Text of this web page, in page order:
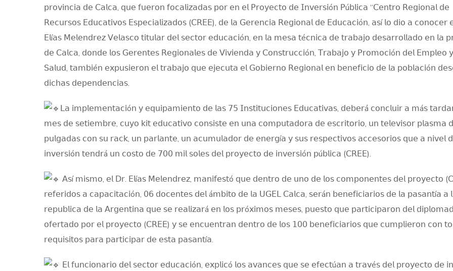
𝗉𝗋𝗈𝗏𝗂𝗇𝖼𝗂𝖺 𝖽𝖾 𝖢𝖺𝗅𝖼𝖺, 𝗊𝗎𝖾 𝖿𝗎𝖾𝗋𝗈𝗇 𝖿𝗈𝖼𝖺𝗅𝗂𝗓𝖺𝖽𝖺𝗌 𝗉𝗈𝗋 𝖾𝗇 𝖾𝗅 𝖯𝗋𝗈𝗒𝖾𝖼𝗍𝗈 𝖽𝖾 𝖨𝗇𝗏𝖾𝗋𝗌𝗂ó𝗇 𝖯ú𝖻𝗅𝗂𝖼𝖺 “𝖢𝖾𝗇𝗍𝗋𝗈 𝖱𝖾𝗀𝗂𝗈𝗇𝖺𝗅 𝖽𝖾
𝖱𝖾𝖼𝗎𝗋𝗌𝗈𝗌 𝖤𝖽𝗎𝖼𝖺𝗍𝗂𝗏𝗈𝗌 𝖤𝗌𝗉𝖾𝖼𝗂𝖺𝗅𝗂𝗓𝖺𝖽𝗈𝗌 (𝖢𝖱𝖤𝖤), 𝖽𝖾 𝗅𝖺 𝖦𝖾𝗋𝖾𝗇𝖼𝗂𝖺 𝖱𝖾𝗀𝗂𝗈𝗇𝖺𝗅 𝖽𝖾 𝖤𝖽𝗎𝖼𝖺𝖼𝗂ó𝗇, 𝖺𝗌í 𝗅𝗈 𝖽𝗂𝗈 𝖺 𝖼𝗈𝗇𝗈𝖼𝖾𝗋
𝖤𝗅í𝖺𝗌 𝖬𝖾𝗅𝖾𝗇𝖽𝗋𝖾𝗓 𝖵𝖾𝗅𝖺𝗌𝖼𝗈 𝗍𝗂𝗍𝗎𝗅𝖺𝗋 𝖽𝖾𝗅 𝗌𝖾𝖼𝗍𝗈𝗋 𝖾𝖽𝗎𝖼𝖺𝖼𝗂ó𝗇, 𝖾𝗇 𝗅𝖺 𝗆𝖾𝗌𝖺 𝗍é𝖼𝗇𝗂𝖼𝖺 𝖽𝖾 𝗍𝗋𝖺𝖻𝖺𝗃𝗈 𝖽𝖾𝗌𝖺𝗋𝗋𝗈𝗅𝗅𝖺𝖽𝗈 𝖾𝗇 𝗅𝖺
𝖽𝖾 𝖢𝖺𝗅𝖼𝖺, 𝖽𝗈𝗇𝖽𝖾 𝗅𝗈𝗌 𝖦𝖾𝗋𝖾𝗇𝗍𝖾𝗌 𝖱𝖾𝗀𝗂𝗈𝗇𝖺𝗅𝖾𝗌 𝖽𝖾 𝖵𝗂𝗏𝗂𝖾𝗇𝖽𝖺 𝗒 𝖢𝗈𝗇𝗌𝗍𝗋𝗎𝖼𝖼𝗂ó𝗇, 𝖳𝗋𝖺𝖻𝖺𝗃𝗈 𝗒 𝖯𝗋𝗈𝗆𝗈𝖼𝗂ó𝗇 𝖽𝖾𝗅 𝖤𝗆𝗉𝗅𝖾𝗈
𝖲𝖺𝗅𝗎𝖽, 𝗍𝖺𝗆𝖻𝗂é𝗇 𝖾𝗑𝗉𝗎𝗌𝗂𝖾𝗋𝗈𝗇 𝖾𝗅 𝗍𝗋𝖺𝖻𝖺𝗃𝗈 𝗊𝗎𝖾 𝖾𝗃𝖾𝖼𝗎𝗍𝖺 𝖾𝗅 𝖦𝗈𝖻𝗂𝖾𝗋𝗇𝗈 𝖱𝖾𝗀𝗂𝗈𝗇𝖺𝗅 𝖾𝗇 𝖻𝖾𝗇𝖾𝖿𝗂𝖼𝗂𝗈 𝖽𝖾 𝗅𝖺 𝗉𝗈𝖻𝗅𝖺𝖼𝗂ó𝗇
𝖽𝗂𝖼𝗁𝖺𝗌 𝖽𝖾𝗉𝖾𝗇𝖽𝖾𝗇𝖼𝗂𝖺𝗌.
𝖫𝖺 𝗂𝗆𝗉𝗅𝖾𝗆𝖾𝗇𝗍𝖺𝖼𝗂ó𝗇 𝗒 𝖾𝗊𝗎𝗂𝗉𝖺𝗆𝗂𝖾𝗇𝗍𝗈 𝖽𝖾 𝗅𝖺𝗌 𝟩𝟧 𝖨𝗇𝗌𝗍𝗂𝗍𝗎𝖼𝗂𝗈𝗇𝖾𝗌 𝖤𝖽𝗎𝖼𝖺𝗍𝗂𝗏𝖺𝗌, 𝖽𝖾𝖻𝖾𝗋á 𝖼𝗈𝗇𝖼𝗅𝗎𝗂𝗋 𝖺 𝗆á𝗌
𝗆𝖾𝗌 𝖽𝖾 𝗌𝖾𝗍𝗂𝖾𝗆𝖻𝗋𝖾, 𝖼𝗎𝗒𝗈 𝗄𝗂𝗍 𝖾𝖽𝗎𝖼𝖺𝗍𝗂𝗏𝗈 𝖼𝗈𝗇𝗌𝗂𝗌𝗍𝖾 𝖾𝗇 𝗎𝗇𝖺 𝖼𝗈𝗆𝗉𝗎𝗍𝖺𝖽𝗈𝗋𝖺 𝖽𝖾 𝖾𝗌𝖼𝗋𝗂𝗍𝗈𝗋𝗂𝗈, 𝗎𝗇 𝗍𝖾𝗅𝖾𝗏𝗂𝗌𝗈𝗋 𝗉𝗅𝖺𝗌𝗆𝖺
𝗉𝗎𝗅𝗀𝖺𝖽𝖺𝗌 𝖼𝗈𝗇 𝗌𝗎 𝗋𝖺𝖼𝗄, 𝗎𝗇 𝗉𝖺𝗋𝗅𝖺𝗇𝗍𝖾, 𝗎𝗇 𝖺𝖼𝗎𝗆𝗎𝗅𝖺𝖽𝗈𝗋 𝖽𝖾 𝖾𝗇𝖾𝗋𝗀í𝖺 𝗒 𝗌𝗎𝗌 𝗋𝖾𝗌𝗉𝖾𝖼𝗍𝗂𝗏𝗈𝗌 𝖺𝖼𝖼𝖾𝗌𝗈𝗋𝗂𝗈𝗌 𝗊𝗎𝖾 𝖺 𝗇𝗂𝗏𝖾𝗅
𝗂𝗇𝗏𝖾𝗋𝗌𝗂ó𝗇 𝗍𝖾𝗇𝖽𝗋á 𝗎𝗇 𝖼𝗈𝗌𝗍𝗈 𝖽𝖾 𝟩𝟢𝟢 𝗆𝗂𝗅 𝗌𝗈𝗅𝖾𝗌 𝖽𝖾𝗅 𝗉𝗋𝗈𝗒𝖾𝖼𝗍𝗈 𝖽𝖾 𝗂𝗇𝗏𝖾𝗋𝗌𝗂ó𝗇 𝗉ú𝖻𝗅𝗂𝖼𝖺 (𝖢𝖱𝖤𝖤).
𝖠𝗌í 𝗆𝗂𝗌𝗆𝗈, 𝖾𝗅 𝖣𝗋. 𝖤𝗅í𝖺𝗌 𝖬𝖾𝗅𝖾𝗇𝖽𝗋𝖾𝗓, 𝗆𝖺𝗇𝗂𝖿𝖾𝗌𝗍ó 𝗊𝗎𝖾 𝖽𝖾𝗇𝗍𝗋𝗈 𝖽𝖾 𝗎𝗇𝗈 𝖽𝖾 𝗅𝗈𝗌 𝖼𝗈𝗆𝗉𝗈𝗇𝖾𝗇𝗍𝖾𝗌 𝖽𝖾𝗅 𝗉𝗋𝗈𝗒𝖾𝖼𝗍𝗈
𝗋𝖾𝖿𝖾𝗋𝗂𝖽𝗈𝗌 𝖺 𝖼𝖺𝗉𝖺𝖼𝗂𝗍𝖺𝖼𝗂ó𝗇, 𝟢𝟨 𝖽𝗈𝖼𝖾𝗇𝗍𝖾𝗌 𝖽𝖾𝗅 á𝗆𝖻𝗂𝗍𝗈 𝖽𝖾 𝗅𝖺 𝖴𝖦𝖤𝖫 𝖢𝖺𝗅𝖼𝖺, 𝗌𝖾𝗋á𝗇 𝖻𝖾𝗇𝖾𝖿𝗂𝖼𝗂𝖺𝗋𝗂𝗈𝗌 𝖽𝖾 𝗅𝖺 𝗉𝖺𝗌𝖺𝗇𝗍í𝖺 𝖺
𝗋𝖾𝗉𝗎𝖻𝗅𝗂𝖼𝖺 𝖽𝖾 𝗅𝖺 𝖠𝗋𝗀𝖾𝗇𝗍𝗂𝗇𝖺 𝗊𝗎𝖾 𝗌𝖾 𝗋𝖾𝖺𝗅𝗂𝗓𝖺𝗋á 𝖾𝗇 𝗅𝗈𝗌 𝗉𝗋ó𝗑𝗂𝗆𝗈𝗌 𝗆𝖾𝗌𝖾𝗌, 𝗉𝗎𝖾𝗌𝗍𝗈 𝗊𝗎𝖾 𝗉𝖺𝗋𝗍𝗂𝖼𝗂𝗉𝖺𝗋𝗈𝗇 𝖽𝖾𝗅
𝗈𝖿𝖾𝗋𝗍𝖺𝖽𝗈 𝗉𝗈𝗋 𝖾𝗅 𝗉𝗋𝗈𝗒𝖾𝖼𝗍𝗈 (𝖢𝖱𝖤𝖤) 𝗒 𝗌𝖾 𝖾𝗇𝖼𝗎𝖾𝗇𝗍𝗋𝖺𝗇 𝖽𝖾𝗇𝗍𝗋𝗈 𝖽𝖾 𝗅𝗈𝗌 𝟣𝟢𝟢 𝖻𝖾𝗇𝖾𝖿𝗂𝖼𝗂𝖺𝗋𝗂𝗈𝗌 𝗊𝗎𝖾 𝖼𝗎𝗆𝗉𝗅𝗂𝖾𝗋𝗈𝗇 𝖼𝗈𝗇
𝗋𝖾𝗊𝗎𝗂𝗌𝗂𝗍𝗈𝗌 𝗉𝖺𝗋𝖺 𝗉𝖺𝗋𝗍𝗂𝖼𝗂𝗉𝖺𝗋 𝖽𝖾 𝖾𝗌𝗍𝖺 𝗉𝖺𝗌𝖺𝗇𝗍í𝖺.
𝖤𝗅 𝖿𝗎𝗇𝖼𝗂𝗈𝗇𝖺𝗋𝗂𝗈 𝖽𝖾𝗅 𝗌𝖾𝖼𝗍𝗈𝗋 𝖾𝖽𝗎𝖼𝖺𝖼𝗂ó𝗇, 𝖾𝗑𝗉𝗅𝗂𝖼ó 𝗅𝗈𝗌 𝖺𝗏𝖺𝗇𝖼𝖾𝗌 𝗊𝗎𝖾 𝗌𝖾 𝖾𝖿𝖾𝖼𝗍ú𝖺𝗇 𝖺 𝗍𝗋𝖺𝗏é𝗌 𝖽𝖾𝗅 𝗉𝗋𝗈𝗒𝖾𝖼𝗍𝗈 𝖽𝖾